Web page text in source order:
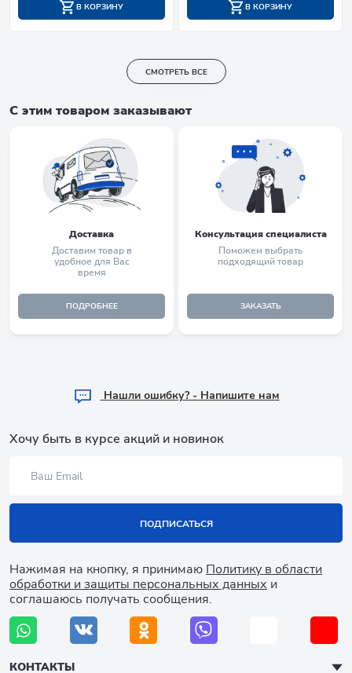
В КОРЗИНУ В КОРЗИНУ
СМОТРЕТЬ ВСЕ
С этим товаром заказывают
Доставка
Доставим товар в
удобное для Вас
время
ПОДРОБНЕЕ
Консультация специалиста
Поможем выбрать
подходящий товар
ЗАКАЗАТЬ
Hашли ошибку? - Напишите нам
Хочу быть в курсе акций и новинок
ПОДПИСАТЬСЯ
Нажимая на кнопку, я принимаю Политику в области
обработки и защиты персональных данных и
соглашаюсь получать сообщения.
КОНТАКТЫ